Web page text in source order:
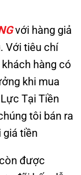
với hàng giả
Với tiêu chí
khách hàng có
khi mua
Tại Tiền
tôi bán ra
tiền
được